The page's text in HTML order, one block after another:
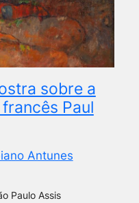
sobre a
Paul
Antunes
Paulo Assis